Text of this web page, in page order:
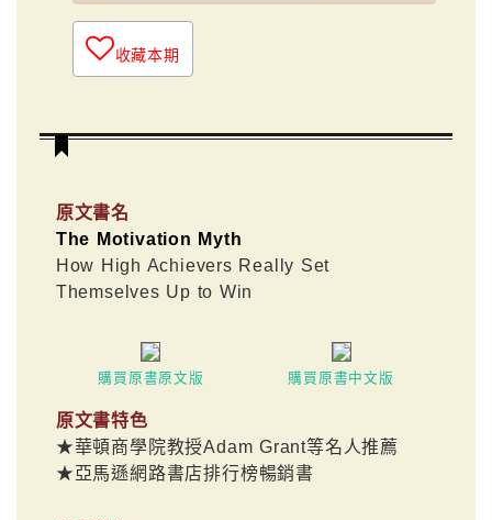
收藏本期
原文書名
The Motivation Myth
How High Achievers Really Set
Themselves Up to Win
購買原書原文版 購買原書中文版
原文書特色
★華頓商學院教授Adam Grant等名人推薦
★亞馬遜網路書店排行榜暢銷書